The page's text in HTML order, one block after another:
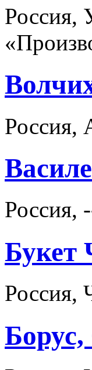
Россия,
Россия,
Россия,
Россия,